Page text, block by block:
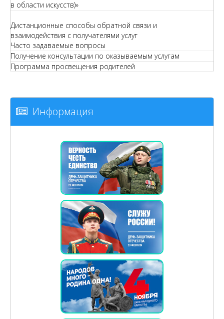
в области искусств)»
Дистанционные способы обратной связи и
взаимодействия с получателями услуг
Часто задаваемые вопросы
Получение консультации по оказываемым услугам
Программа просвещения родителей
Информация